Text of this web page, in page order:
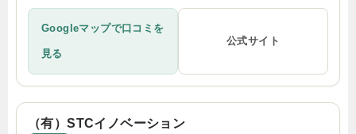
Googleマップで口コミを
見る
公式サイト
（有）STCイノベーション